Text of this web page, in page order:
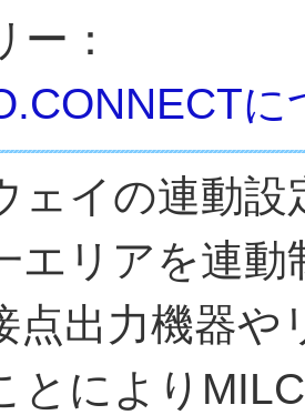
ー：
に
ェイの連動
エリアを連
点出力機器や
とにより